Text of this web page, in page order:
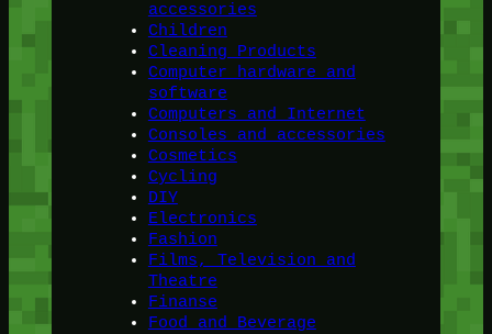
accessories
Children
Cleaning Products
Computer hardware and
software
Computers and Internet
Consoles and accessories
Cosmetics
Cycling
DIY
Electronics
Fashion
Films, Television and
Theatre
Finanse
Food and Beverage